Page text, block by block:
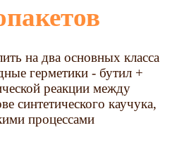
на два основных класса
герметики - бутил +
реакции между
синтетического каучука,
процессами